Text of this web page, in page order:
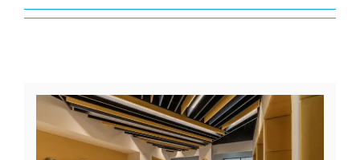
Celovita prenova